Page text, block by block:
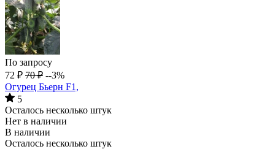
По запросу
72 ₽ 70 ₽ --3%
Огурец Бьерн F1,
5
Осталось несколько штук
Нет в наличии
В наличии
Осталось несколько штук